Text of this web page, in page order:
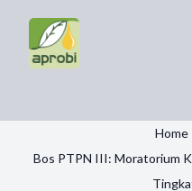
Home
Bos PTPN III: Moratorium